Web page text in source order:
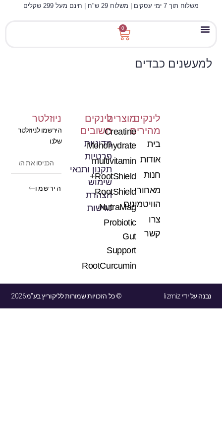
משלוח תוך 7 ימי עסקים | משלוח 29 ש"ח | חינם מעל 299 שקלים
0
למעשנים כבדים
לינקים
מהירים
בית
אודות
חנות
מאחורי
הוויטמינים
צרו
קשר
מוצרים
Creatine
Monohydrate
multivitamin
RootShield+
RootShield
NutraMag
Probiotic
Gut
Support
RootCurcumin
לינקים
חשובים
מדיניות
פרטיות
תקנון ותנאי
שימוש
הצהרת
נגישות
ניוזלטר
הירשמו לניוזלטר
שלנו
הירשמו
נבנה על ידי lizmiz © כל הזכויות שמורות לליקוריץ בע"מ2026